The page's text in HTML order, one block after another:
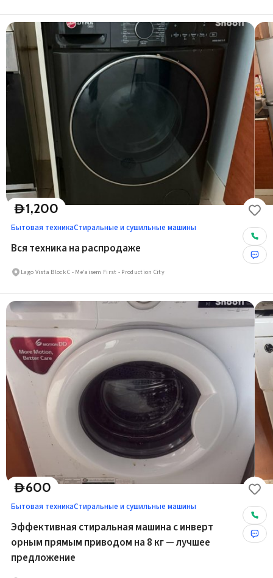
D1,200
Бытовая техникаСтиральные и сушильные машины
Вся техника на распродаже
Lago Vista Block C - Me'aisem First - Production City
D600
Бытовая техникаСтиральные и сушильные машины
Эффективная стиральная машина с инверт
орным прямым приводом на 8 кг — лучшее
предложение